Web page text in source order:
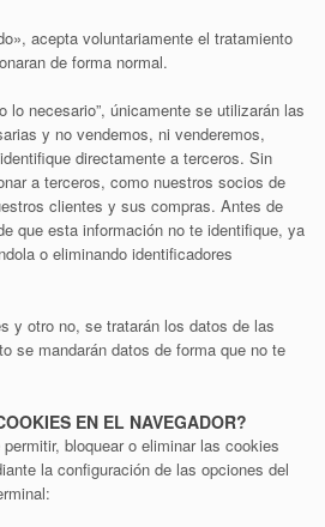
acepta voluntariamente el tratamiento
de forma normal.
lo necesario”, únicamente se utilizarán las
y no vendemos, ni venderemos,
directamente a terceros. Sin
a terceros, como nuestros socios de
clientes y sus compras. Antes de
que esta información no te identifique, ya
o eliminando identificadores
y otro no, se tratarán los datos de las
se mandarán datos de forma que no te
EN EL NAVEGADOR?
bloquear o eliminar las cookies
la configuración de las opciones del